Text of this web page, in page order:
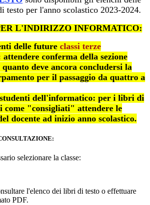
testo per l'anno scolastico 2023-2024.
L'INDIRIZZO INFORMATICO:
delle future classi terze
attendere conferma della sezione
quanto deve ancora concludersi la
per il passaggio da quattro a
dell'informatico: per i libri di
come "consigliati" attendere le
docente ad inizio anno scolastico.
selezionare la classe:
l'elenco dei libri di testo o effettuare
PDF.